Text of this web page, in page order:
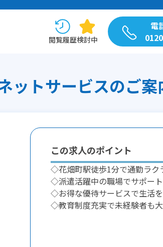
閲覧履歴検討中
電
ットサービスのご
この求人のポイント
◇花畑町駅徒歩1分で通勤ラク
◇派遣活躍中の職場でサポー
◇お得な優待サービスで生活
◇教育制度充実で未経験者も